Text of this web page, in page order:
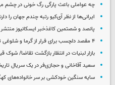
چه عواملی باعث پارگی رگ خونی در چشم
ایرانی‌ها از نظر آی‌کیو رتبه چندم جهان را
پانصد و شصتمین کاغذخبر ایسکانیوز
۴ مقصد دلچسب برای فرار از گرما و شلوغی تهران
بازار لبنیات در انتظار بازگشت تقاضا/
سعید آقاخانی و حجازی‌فر در یک سریال
سایه سنگین خودکشی بر سر خانواده‌های